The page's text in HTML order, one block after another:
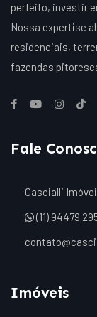
perfeito, investir
Nossa expertise
residenciais,
fazendas
Fale
Cascialli
(11)
Imóveis